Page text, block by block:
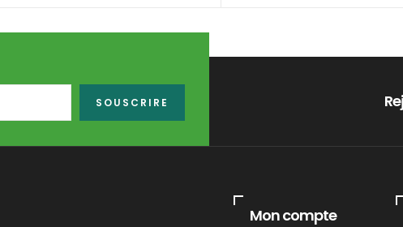
SOUSCRIRE
Mon compte